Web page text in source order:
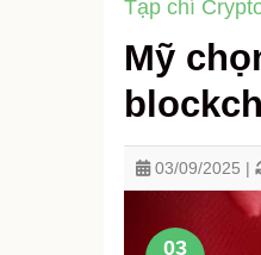
Tạp chí
Mỹ
03/09/2025 |
03